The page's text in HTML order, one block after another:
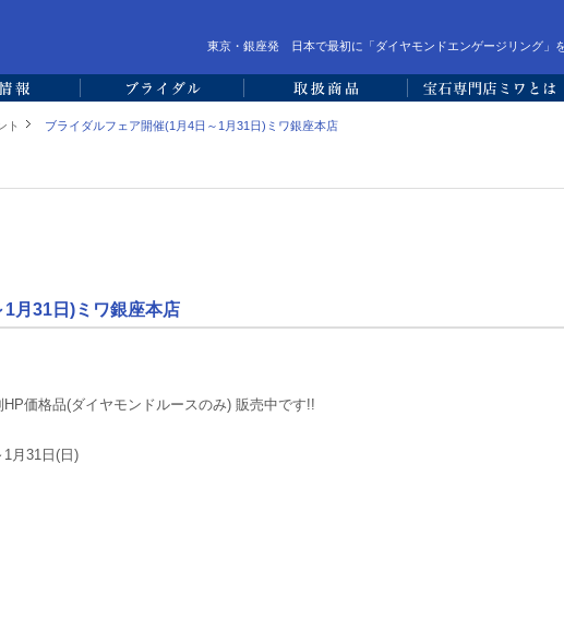
東京・銀座発 日本で最初に「ダイヤモンドエンゲージリング」
ト ブライダルフェア開催(1月4日～1月31日)ミワ銀座本店
月31日)ミワ銀座本店
価格品(ダイヤモンドルースのみ) 販売中です!!
月31日(日)